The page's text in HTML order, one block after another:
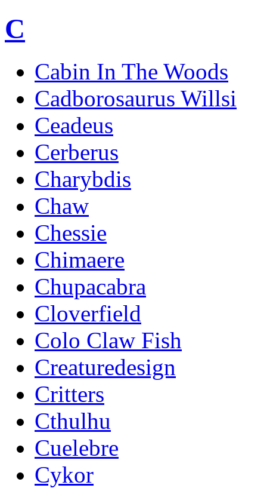
C
Cabin In The Woods
Cadborosaurus Willsi
Ceadeus
Cerberus
Charybdis
Chaw
Chessie
Chimaere
Chupacabra
Cloverfield
Colo Claw Fish
Creaturedesign
Critters
Cthulhu
Cuelebre
Cykor